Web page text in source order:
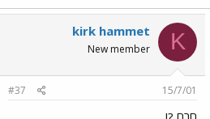
K
kirk hammet
New member
15/7/01
#37